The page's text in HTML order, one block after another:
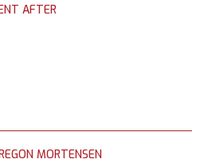
AFTER
MORTENSEN